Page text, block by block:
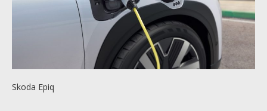
Skoda Epiq